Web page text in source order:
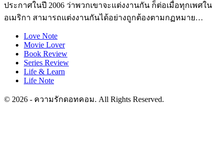
ประกาศในปี 2006 ว่าพวกเขาจะแต่งงานกัน ก็ต่อเมื่อทุกเพศใน
อเมริกา สามารถแต่งงานกันได้อย่างถูกต้องตามกฏหมาย…
Love Note
Movie Lover
Book Review
Series Review
Life & Learn
Life Note
© 2026 - ความรักดอทคอม. All Rights Reserved.